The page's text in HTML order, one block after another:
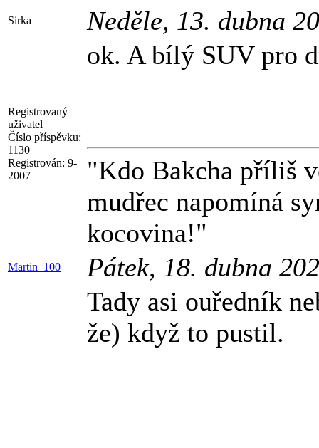
Sirka Neděle, 13. dubna
Registrovaný
uživatel
Číslo příspěvku:
1130
Registrován: 9-
2007
ok. A bílý SUV pro
"Kdo Bakcha příliš
mudřec napomíná
kocovina!"
Martin_100 Pátek, 18. dubna
Tady asi ouředník
že) když to pustil.